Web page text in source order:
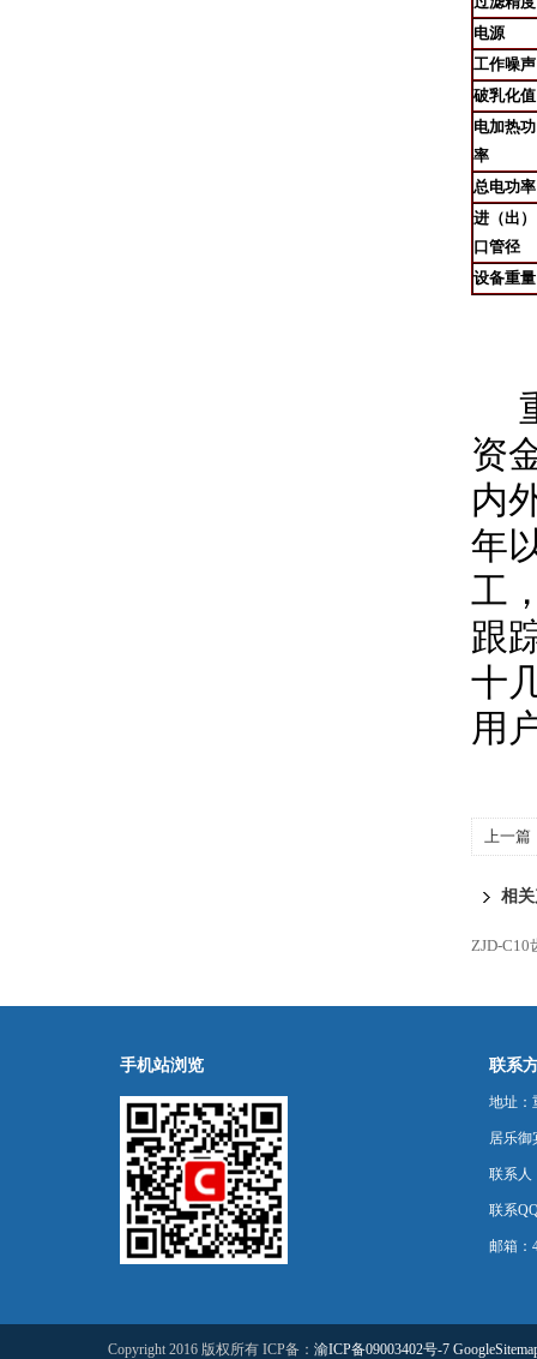
电源
工作噪声
破乳化值
电加热功
率
总电功率
进（出）
口管径
设备重量
资
内
年
工
跟
十
用
上一篇
相
ZJD-C10
手机站浏览 联系
地址：
居乐御
联系人
联系
邮箱：
Copyright 2016 版权所有 ICP备： 渝ICP备09003402号-7